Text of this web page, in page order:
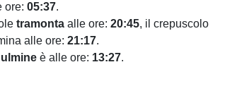
ore: 05:37.
tramonta alle ore: 20:45, il crepuscolo
alle ore: 21:17.
è alle ore: 13:27.